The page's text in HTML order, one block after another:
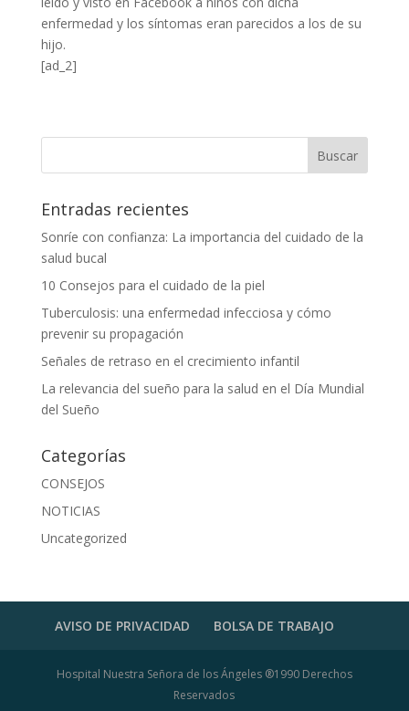
enfermedad y los síntomas eran parecidos a los de su
hijo.
[ad_2]
Entradas recientes
Sonríe con confianza: La importancia del cuidado de la
salud bucal
10 Consejos para el cuidado de la piel
Tuberculosis: una enfermedad infecciosa y cómo
prevenir su propagación
Señales de retraso en el crecimiento infantil
La relevancia del sueño para la salud en el Día Mundial
del Sueño
Categorías
CONSEJOS
NOTICIAS
Uncategorized
AVISO DE PRIVACIDAD BOLSA DE TRABAJO
Hospital Nuestra Señora de los Ángeles ®1990 Derechos
Reservados